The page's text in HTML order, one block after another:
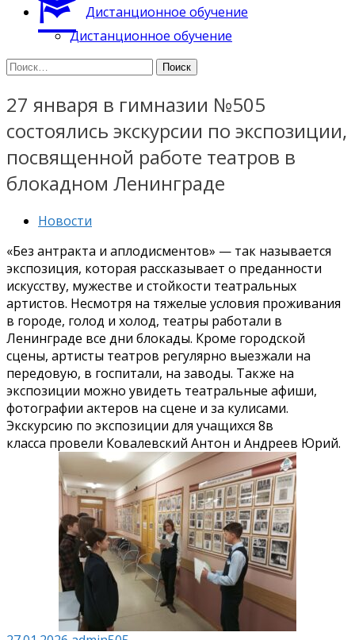
Дистанционное обучение
Дистанционное обучение
Найти:
27 января в гимназии №505
состоялись экскурсии по экспозиции,
посвященной работе театров в
блокадном Ленинграде
Новости
«Без антракта и аплодисментов» — так называется
экспозиция, которая рассказывает о преданности
искусству, мужестве и стойкости театральных
артистов. Несмотря на тяжелые условия проживания
в городе, голод и холод, театры работали в
Ленинграде все дни блокады. Кроме городской
сцены, артисты театров регулярно выезжали на
передовую, в госпитали, на заводы. Также на
экспозиции можно увидеть театральные афиши,
фотографии актеров на сцене и за кулисами.
Экскурсию по экспозиции для учащихся 8в
класса провели Ковалевский Антон и Андреев Юрий.